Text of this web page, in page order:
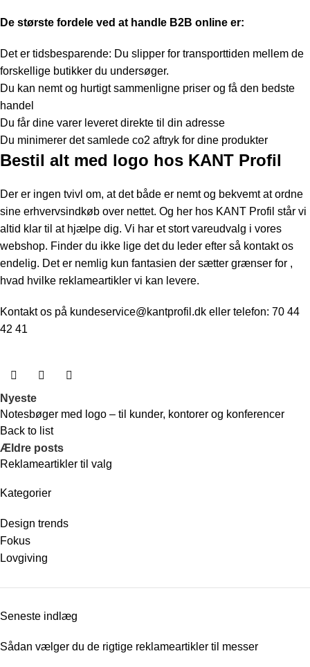
Kategorier
Design trends
Fokus
Lovgiving
Seneste indlæg
Sådan vælger du de rigtige reklameartikler til messer
De største fordele ved at handle B2B online er:
Det er tidsbesparende: Du slipper for transporttiden mellem de
forskellige butikker du undersøger.
Du kan nemt og hurtigt sammenligne priser og få den bedste
handel
Du får dine varer leveret direkte til din adresse
Du minimerer det samlede co2 aftryk for dine produkter
Bestil alt med logo hos KANT Profil
Der er ingen tvivl om, at det både er nemtog bekvemt at ordne
sine erhvervsindkøb over nettet. Og her hos KANT Profil står vi
altid klar til at hjælpe dig. Vi har et stort vareudvalg i vores
webshop. Finder du ikke lige det du leder efter så kontakt os
endelig. Det er nemlig kun fantasien der sætter grænser for ,
hvad hvilke reklameartikler vi kan levere.
Kontakt os på kundeservice@kantprofil.dk eller telefon: 70 44
42 41
Nyeste
Notesbøger med logo – til kunder, kontorer og konferencer
Back to list
Ældre posts
Reklameartikler til valg